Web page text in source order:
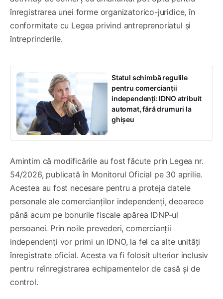
înregistrarea unei forme organizatorico-juridice, în
conformitate cu Legea privind antreprenoriatul și
întreprinderile.
Statul schimbă regulile
pentru comercianții
independenți: IDNO atribuit
automat, fără drumuri la
ghișeu
Amintim că modificările au fost făcute prin Legea nr.
54/2026, publicată în Monitorul Oficial pe 30 aprilie.
Acestea au fost necesare pentru a proteja datele
personale ale comercianților independenți, deoarece
până acum pe bonurile fiscale apărea IDNP-ul
persoanei. Prin noile prevederi, comercianții
independenți vor primi un IDNO, la fel ca alte unități
înregistrate oficial. Acesta va fi folosit ulterior inclusiv
pentru reînregistrarea echipamentelor de casă și de
control.